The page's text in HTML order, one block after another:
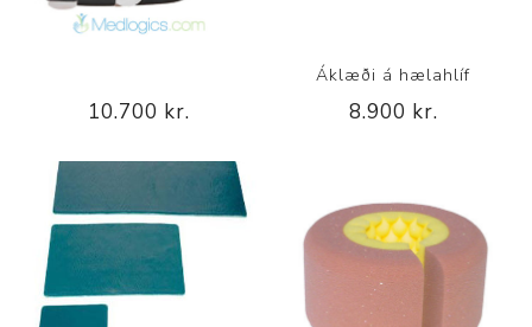
10.700 kr.
Áklæði á hælahlíf
8.900 kr.